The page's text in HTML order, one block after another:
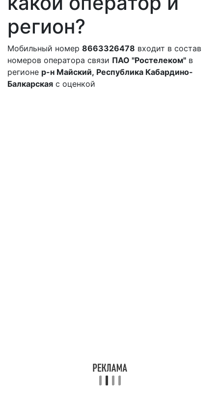
регион?
Мобильный номер 8663326478 входит в состав
номеров оператора связи ПАО "Ростелеком" в
регионе р-н Майский, Республика Кабардино-
Балкарская с оценкой